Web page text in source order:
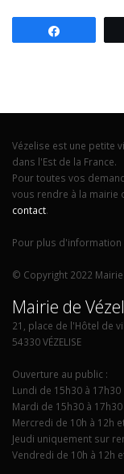
Vézelise est une petite
dans l'Est de la France.
Pour toutes vos
vous rendre à la mairie
contact.
Pour plus d'information
© Copyright 2022
Mairie de
21, place de l'Hôtel de
54330 VÉZELISE
Ouverture au public :
Lundi de 15h30 à 17h30
Mardi de 15h30 à
Mercredi de 10h à 12h
Jeudi uniquement sur
Vendredi de 10h à 12h